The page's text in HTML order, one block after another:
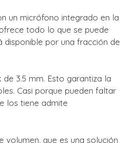
un micrófono integrado en la
todo lo que se puede
disponible por una fracción de
3.5 mm. Esto garantiza la
Casi porque pueden faltar
los tiene admite
que es una solución